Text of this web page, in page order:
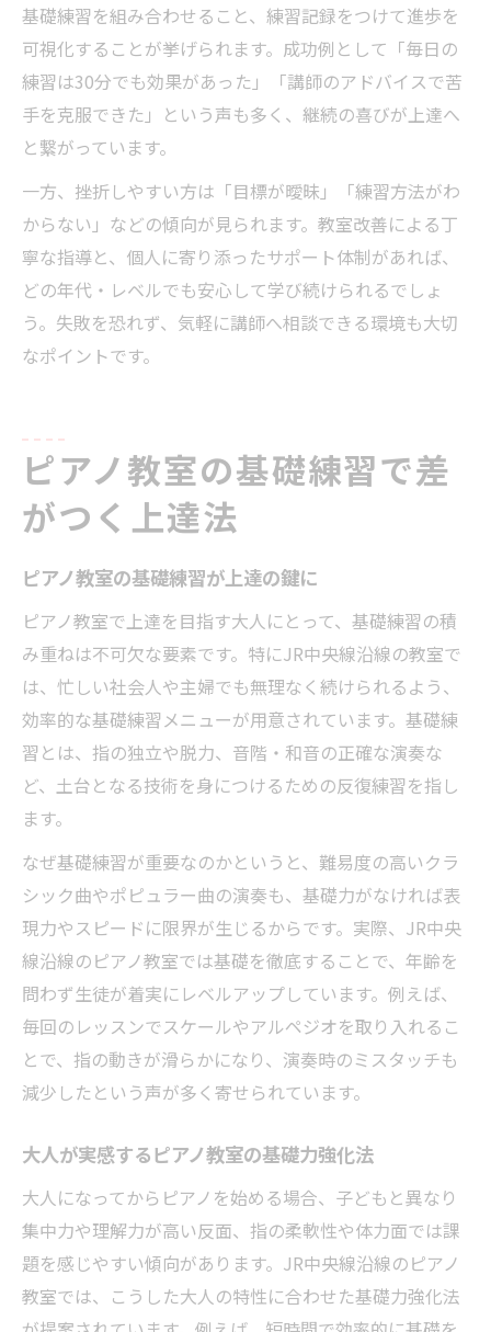
基礎練習を組み合わせること、練習記録をつけて進歩を
可視化することが挙げられます。成功例として「毎日の
練習は30分でも効果があった」「講師のアドバイスで苦
手を克服できた」という声も多く、継続の喜びが上達へ
と繋がっています。
一方、挫折しやすい方は「目標が曖昧」「練習方法がわ
からない」などの傾向が見られます。教室改善による丁
寧な指導と、個人に寄り添ったサポート体制があれば、
どの年代・レベルでも安心して学び続けられるでしょ
う。失敗を恐れず、気軽に講師へ相談できる環境も大切
なポイントです。
ピアノ教室の基礎練習で差
がつく上達法
ピアノ教室の基礎練習が上達の鍵に
ピアノ教室で上達を目指す大人にとって、基礎練習の積
み重ねは不可欠な要素です。特にJR中央線沿線の教室で
は、忙しい社会人や主婦でも無理なく続けられるよう、
効率的な基礎練習メニューが用意されています。基礎練
習とは、指の独立や脱力、音階・和音の正確な演奏な
ど、土台となる技術を身につけるための反復練習を指し
ます。
なぜ基礎練習が重要なのかというと、難易度の高いクラ
シック曲やポピュラー曲の演奏も、基礎力がなければ表
現力やスピードに限界が生じるからです。実際、JR中央
線沿線のピアノ教室では基礎を徹底することで、年齢を
問わず生徒が着実にレベルアップしています。例えば、
毎回のレッスンでスケールやアルペジオを取り入れるこ
とで、指の動きが滑らかになり、演奏時のミスタッチも
減少したという声が多く寄せられています。
大人が実感するピアノ教室の基礎力強化法
大人になってからピアノを始める場合、子どもと異なり
集中力や理解力が高い反面、指の柔軟性や体力面では課
題を感じやすい傾向があります。JR中央線沿線のピアノ
教室では、こうした大人の特性に合わせた基礎力強化法